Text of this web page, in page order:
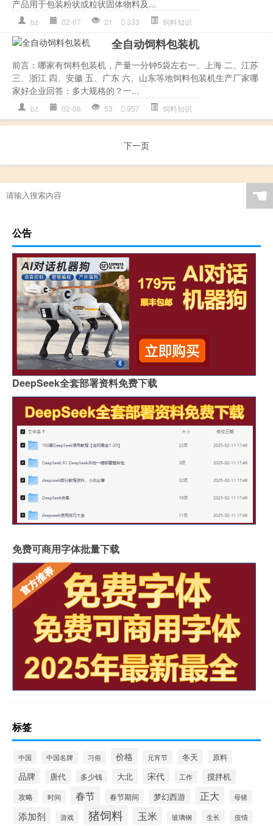
产品用于包装粉状或粒状固体物料及...
bz 02-07 21 333 饲料知识
全自动饲料包装机
前言：哪家有饲料包装机，产量一分钟5袋左右一、上海 二、江苏
三、浙江 四、安徽 五、广东 六、山东等地饲料包装机生产厂家哪
家好企业回答：多大规格的？一...
bz 02-06 53 957 饲料知识
下一页
☚
公告
DeepSeek全套部署资料免费下载
免费可商用字体批量下载
标签
中国 中国名牌 习俗 价格 元宵节 冬天 原料
品牌 唐代 多少钱 大北 宋代 工作 搅拌机
攻略 时间 春节 春节期间 梦幻西游 正大 母猪
添加剂 游戏 猪饲料 玉米 玻璃钢 生长 疫情